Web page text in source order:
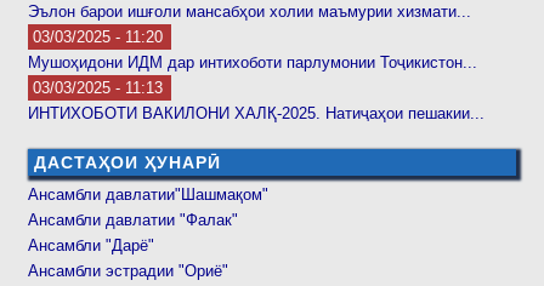
Эълон барои ишғоли мансабҳои холии маъмурии хизмати...
03/03/2025 - 11:20
Мушоҳидони ИДМ дар интихоботи парлумонии Тоҷикистон...
03/03/2025 - 11:13
ИНТИХОБОТИ ВАКИЛОНИ ХАЛҚ-2025. Натиҷаҳои пешакии...
ДАСТАҲОИ ҲУНАРӢ
Ансамбли давлатии"Шашмақом"
Ансамбли давлатии "Фалак"
Ансамбли "Дарё"
Ансамбли эстрадии "Ориё"